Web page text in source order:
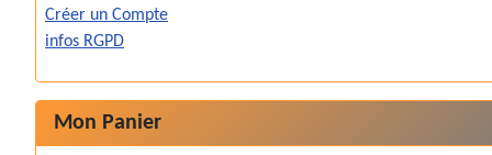
Créer un Compte
infos RGPD
Mon Panier